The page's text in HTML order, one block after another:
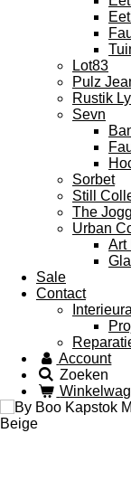
Lot83
Pulz
Rustik
Sevn
Sorbet
Still
The
Urban
Art
Sale
Contact
Account
Zoeken